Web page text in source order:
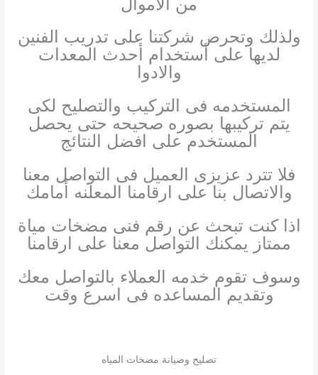
ولذلك وتحرص شركتنا على تدريب الفنين
لديها على أستخدام أحدث المعدات
والادوا
المستخدمه فى التركيب والتصليح لكى
يتم تركيبها بصوره صحيحه حتى يحصل
المستخدم على افضل النتائج
فلا تترد عزيزى العميل فى التواصل معنا
والاتصال بنا على ارقامنا المعلنه أمامك
اذا كنت تبحث عن رقم فنى مضخات مياة
ممتاز يمكنك التواصل معنا على ارقامنا
وسوف تقوم خدمه العملاء بالتواصل معك
وتقديم المساعده فى اسرع وقت
تصليح وصيانة مضخات المياه